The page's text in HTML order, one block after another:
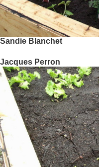
Sandie Blanchet
Jacques Perron